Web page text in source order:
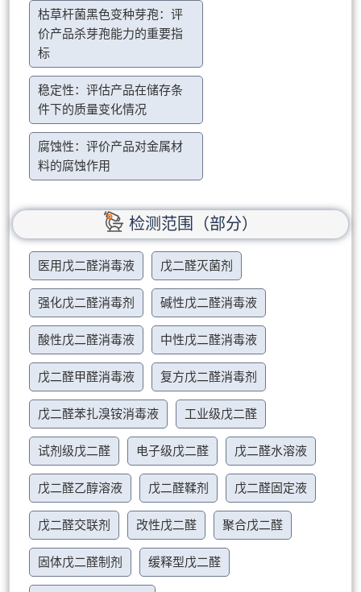
枯草杆菌黑色变种芽孢：评
价产品杀芽孢能力的重要指
标
稳定性：评估产品在储存条
件下的质量变化情况
腐蚀性：评价产品对金属材
料的腐蚀作用
检测范围（部分）
医用戊二醛消毒液 戊二醛灭菌剂
强化戊二醛消毒剂 碱性戊二醛消毒液
酸性戊二醛消毒液 中性戊二醛消毒液
戊二醛甲醛消毒液 复方戊二醛消毒剂
戊二醛苯扎溴铵消毒液 工业级戊二醛
试剂级戊二醛 电子级戊二醛 戊二醛水溶液
戊二醛乙醇溶液 戊二醛鞣剂 戊二醛固定液
戊二醛交联剂 改性戊二醛 聚合戊二醛
固体戊二醛制剂 缓释型戊二醛